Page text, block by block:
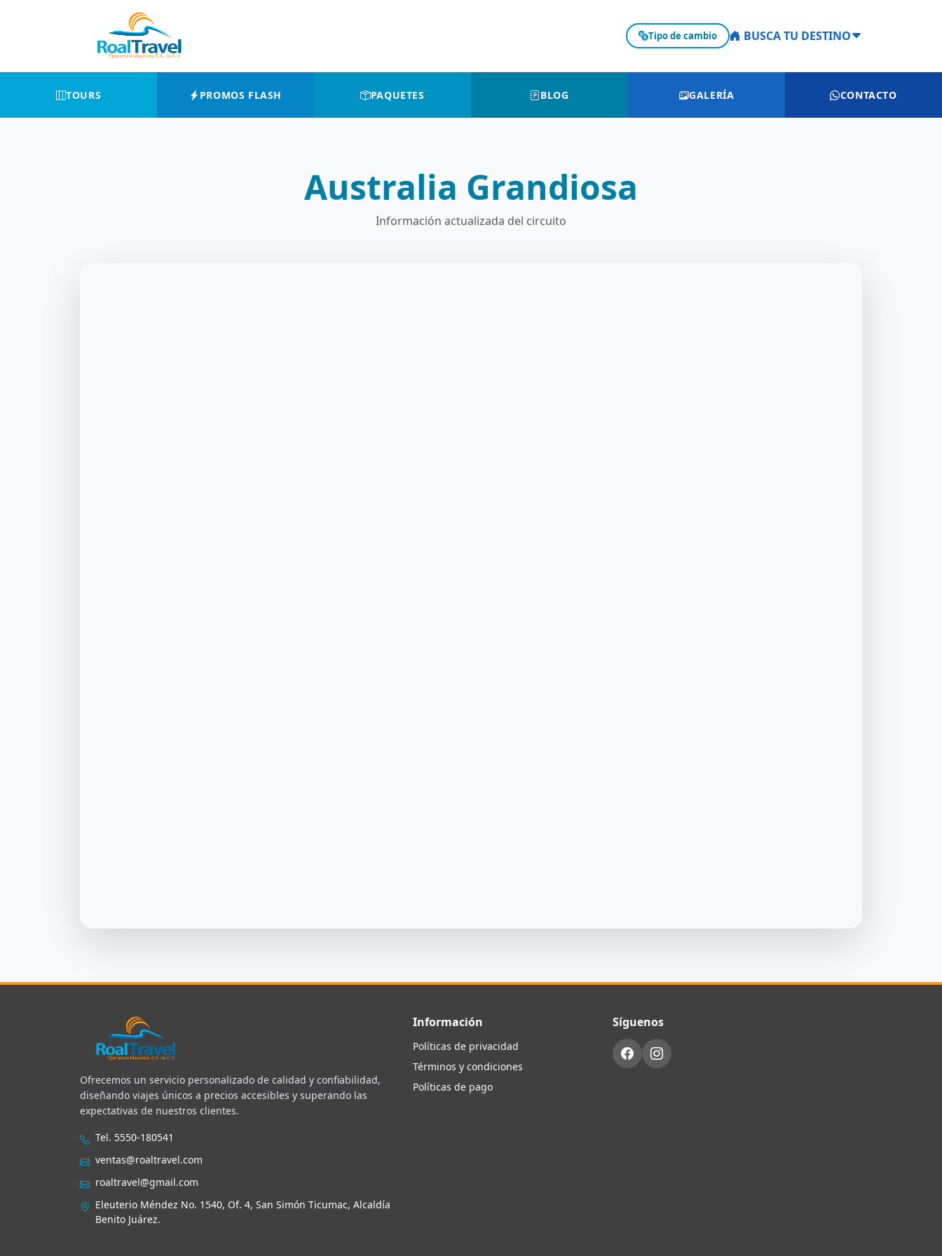
Tipo de cambio BUSCA TU DESTINO
TOURS PROMOS FLASH PAQUETES BLOG GALERÍA CONTACTO
Australia Grandiosa
Información actualizada del circuito
Ofrecemos un servicio personalizado de calidad y confiabilidad,
diseñando viajes únicos a precios accesibles y superando las
expectativas de nuestros clientes.
Tel. 5550-180541
ventas@roaltravel.com
roaltravel@gmail.com
Eleuterio Méndez No. 1540, Of. 4, San Simón Ticumac, Alcaldía
Benito Juárez.
Información
Políticas de privacidad
Términos y condiciones
Políticas de pago
Síguenos